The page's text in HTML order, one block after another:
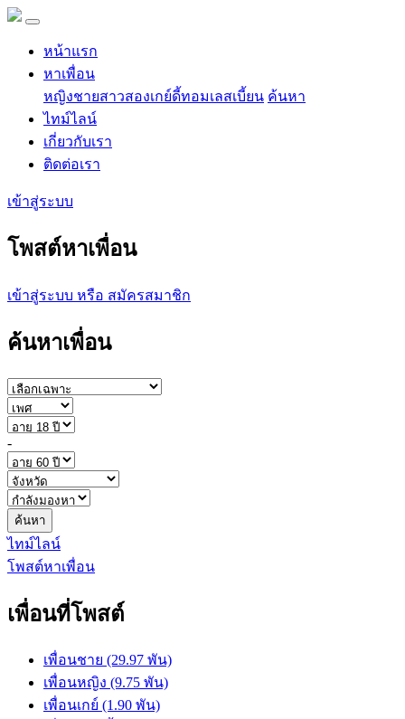
หน้าแรก
หาเพื่อน
หญิงชายสาวสองเกย์ดี้ทอมเลสเบี้ยน ค้นหา
ไทม์ไลน์
เกี่ยวกับเรา
ติดต่อเรา
เข้าสู่ระบบ
โพสต์หาเพื่อน
เข้าสู่ระบบ หรือ สมัครสมาชิก
ค้นหาเพื่อน
-
ค้นหา
ไทม์ไลน์
โพสต์หาเพื่อน
เพื่อนที่โพสต์
เพื่อนชาย (29.97 พัน)
เพื่อนหญิง (9.75 พัน)
เพื่อนเกย์ (1.90 พัน)